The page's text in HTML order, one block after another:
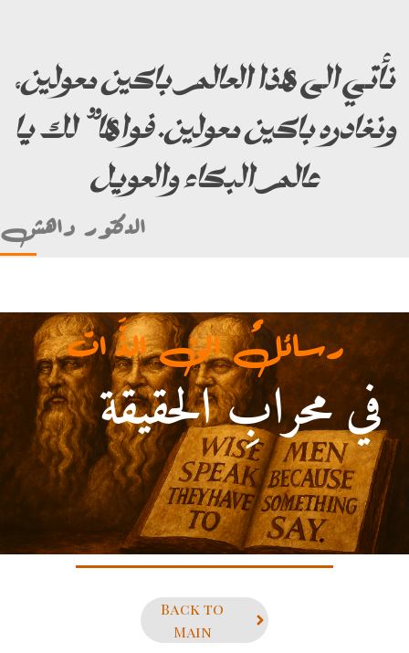
نأتي الى هذا العالم باكين معولين،
ونغادره باكين معولين. فواها” لك يا
عالم البكاء والعويل
الدكتور داهش
في محرابِ الحقيقة
علي بن أبي طالب)
رسائلٌ الى الذَّ ات
Back to
Main